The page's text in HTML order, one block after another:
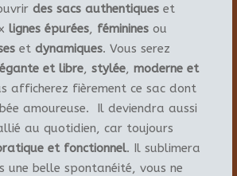
des sacs authentiques et
lignes épurées, féminines ou
et dynamiques. Vous serez
et libre, stylée, moderne et
afficherez fièrement ce sac dont
amoureuse. Il deviendra aussi
au quotidien, car toujours
et fonctionnel. Il sublimera
une belle spontanéité, vous ne